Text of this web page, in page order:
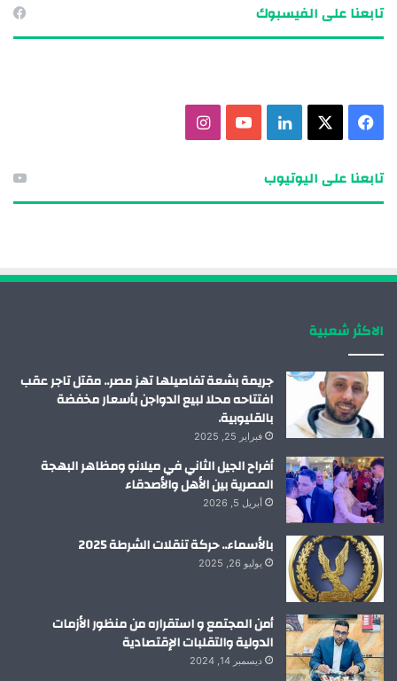
تابعنا على الفيسبوك
م
تابعنا على اليوتيوب
الاكثر شعبية
جريمة بشعة تفاصيلها تهز مصر.. مقتل تاجر عقب
افتتاحه محلا لبيع الدواجن بأسعار مخفضة
بالقليوبية.
فبراير 25, 2025
أفراح الجيل الثاني في ميلانو ومظاهر البهجة
المصرية بين الأهل والأصدقاء
أبريل 5, 2026
بالأسماء.. حركة تنقلات الشرطة 2025
يوليو 26, 2025
أمن المجتمع و استقراره من منظور الأزمات
الدولية والتقلبات الإقتصادية
ديسمبر 14, 2024